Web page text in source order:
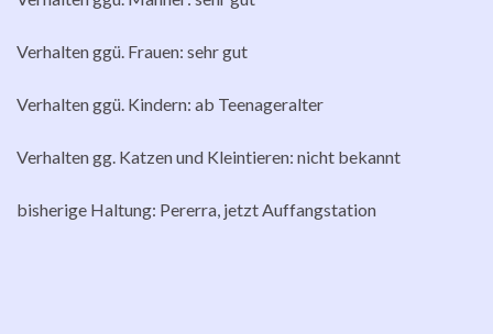
Verhalten ggü. Frauen: sehr gut
Verhalten ggü. Kindern: ab Teenageralter
Verhalten gg. Katzen und Kleintieren: nicht bekannt
bisherige Haltung: Pererra, jetzt Auffangstation